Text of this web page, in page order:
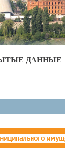
ДАННЫЕ